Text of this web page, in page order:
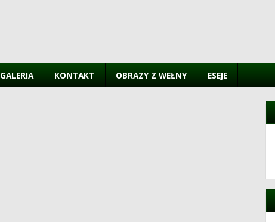
GALERIA KONTAKT OBRAZY Z WEŁNY ESEJE